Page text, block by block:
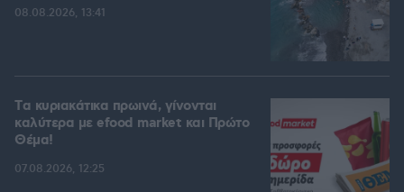
08.08.2026, 13:41
Tα κυριακάτικα πρωινά, γίνονται
καλύτερα με efood market και Πρώτο
Θέμα!
07.08.2026, 12:25